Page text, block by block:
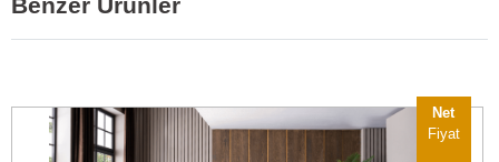
Benzer Ürünler
Net
Fiyat